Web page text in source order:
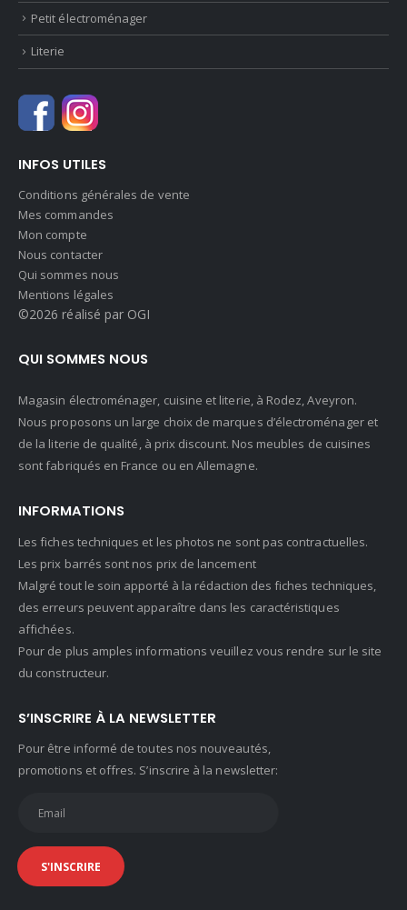
Petit électroménager
Literie
INFOS UTILES
Conditions générales de vente
Mes commandes
Mon compte
Nous contacter
Qui sommes nous
Mentions légales
©2026 réalisé par OGI
QUI SOMMES NOUS
Magasin électroménager, cuisine et literie, à Rodez, Aveyron.
Nous proposons un large choix de marques d’électroménager et
de la literie de qualité, à prix discount. Nos meubles de cuisines
sont fabriqués en France ou en Allemagne.
INFORMATIONS
Les fiches techniques et les photos ne sont pas contractuelles.
Les prix barrés sont nos prix de lancement
Malgré tout le soin apporté à la rédaction des fiches techniques,
des erreurs peuvent apparaître dans les caractéristiques
affichées.
Pour de plus amples informations veuillez vous rendre sur le site
du constructeur.
S’INSCRIRE À LA NEWSLETTER
Pour être informé de toutes nos nouveautés,
promotions et offres. S’inscrire à la newsletter: